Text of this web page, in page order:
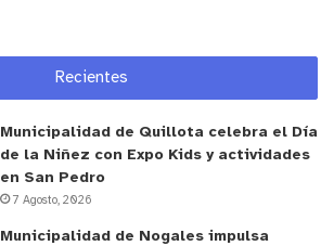
Recientes
Municipalidad de Quillota celebra el Día
de la Niñez con Expo Kids y actividades
en San Pedro
7 Agosto, 2026
Municipalidad de Nogales impulsa